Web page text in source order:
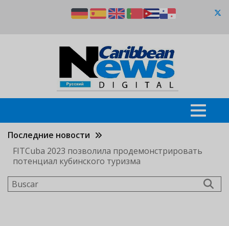
Последние новости
FITCuba 2023 позволила продемонстрировать
потенциал кубинского туризма
Buscar